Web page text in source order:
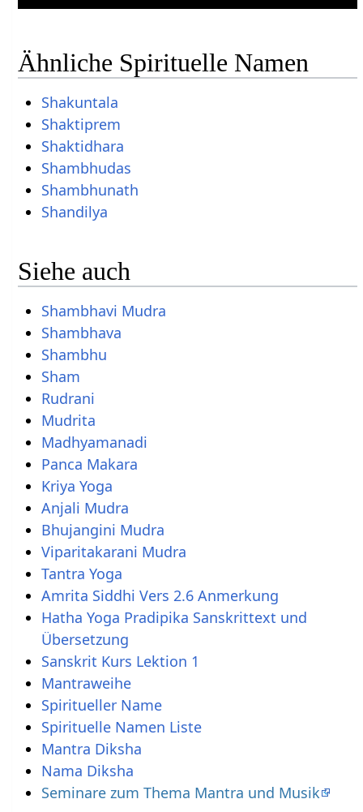
Ähnliche Spirituelle Namen
Shakuntala
Shaktiprem
Shaktidhara
Shambhudas
Shambhunath
Shandilya
Siehe auch
Shambhavi Mudra
Shambhava
Shambhu
Sham
Rudrani
Mudrita
Madhyamanadi
Panca Makara
Kriya Yoga
Anjali Mudra
Bhujangini Mudra
Viparitakarani Mudra
Tantra Yoga
Amrita Siddhi Vers 2.6 Anmerkung
Hatha Yoga Pradipika Sanskrittext und
Übersetzung
Sanskrit Kurs Lektion 1
Mantraweihe
Spiritueller Name
Spirituelle Namen Liste
Mantra Diksha
Nama Diksha
Seminare zum Thema Mantra und Musik